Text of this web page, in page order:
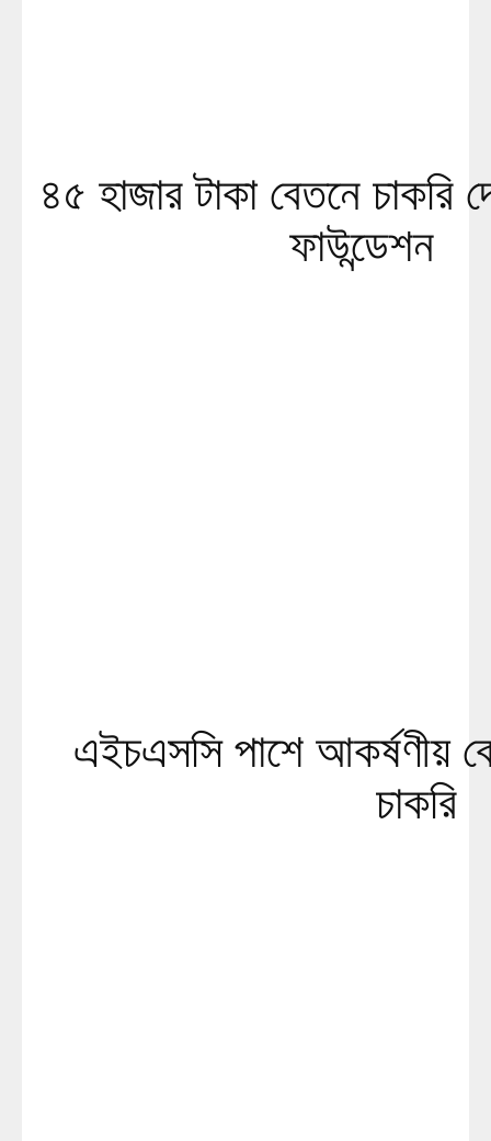
৪৫ হাজার টাকা বেতনে চাকরি
ফাউন্ডেশন
এইচএসসি পাশে আকর্ষণীয়
চাকরি